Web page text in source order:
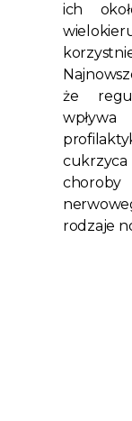
ich
że
choroby
rodzaje